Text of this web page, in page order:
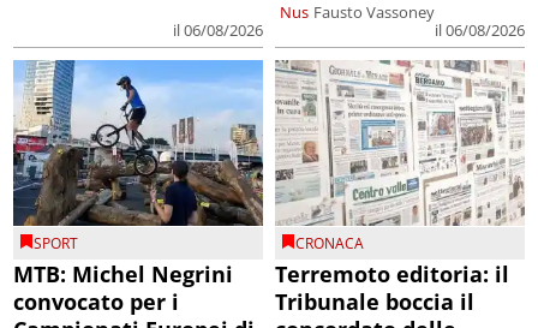
il 06/08/2026
Nus Fausto Vassoney
il 06/08/2026
SPORT
MTB: Michel Negrini
convocato per i
CRONACA
Terremoto editoria: il
Tribunale boccia il